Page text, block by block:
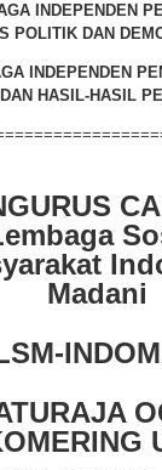
INDEPENDEN
POLITIK DAN
INDEPENDEN
HASIL-HASIL
Madani